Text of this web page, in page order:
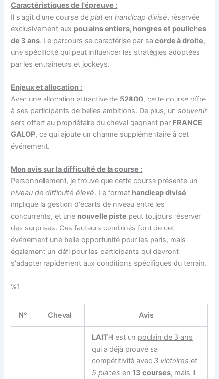
Caractéristiques de l'épreuve :
Il s'agit d'une course deplat enhandicap divisé, réservée
exclusivement aux poulains entiers, hongres et pouliches
de 3 ans. Le parcours se caractérise par sacorde à droite,
une spécificité qui peut influencer les stratégies adoptées
par les entraineurs et jockeys.
Enjeux et allocation :
Avec une allocation attractive de 52800, cette course offre
à ses participants de belles ambitions. De plus, unsouvenir
sera offert au propriétaire du cheval gagnant par FRANCE
GALOP, ce qui ajoute un charme supplémentaire à cet
événement.
Mon avis sur la difficulté de la course :
Personnellement, je trouve que cette course présente un
niveau de difficulté élevé. Le format handicap divisé
implique la gestion d'écarts de niveau entre les
concurrents, et une nouvelle piste peut toujours réserver
des surprises. Ces facteurs combinés font de cet
événement une belle opportunité pour les paris, mais
également un défi pour les participants qui devront
s'adapter rapidement aux conditions spécifiques du terrain.
%1
N° Cheval Avis
LAITH est un poulain de 3 ans
qui a déjà prouvé sa
compétitivité avec 3 victoires et
5 places en13 courses, mais il